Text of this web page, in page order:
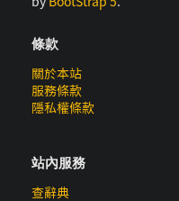
條款
關於本站
服務條款
隱私權條款
站內服務
查辭典